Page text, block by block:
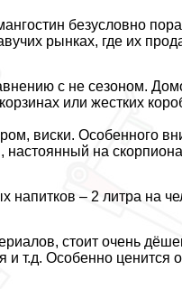
безусловно
рынках, где их
с не сезоном.
или жестких
виски. Особенного
настоянный на
напитков – 2 литра на
стоит очень
т.д. Особенно ценится